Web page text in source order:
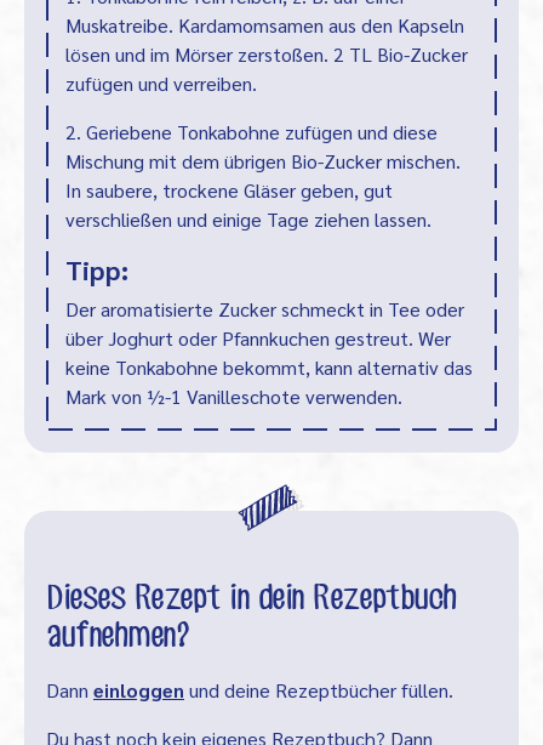
Muskatreibe. Kardamomsamen aus den Kapseln
lösen und im Mörser zerstoßen. 2 TL Bio-Zucker
zufügen und verreiben.
2. Geriebene Tonkabohne zufügen und diese
Mischung mit dem übrigen Bio-Zucker mischen.
In saubere, trockene Gläser geben, gut
verschließen und einige Tage ziehen lassen.
Tipp:
Der aromatisierte Zucker schmeckt in Tee oder
über Joghurt oder Pfannkuchen gestreut. Wer
keine Tonkabohne bekommt, kann alternativ das
Mark von ½-1 Vanilleschote verwenden.
Dieses Rezept in dein Rezeptbuch
aufnehmen?
Dann einloggen und deine Rezeptbücher füllen.
Du hast noch kein eigenes Rezeptbuch? Dann